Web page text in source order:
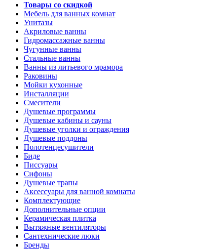
Товары со скидкой
Мебель для ванных комнат
Унитазы
Акриловые ванны
Гидромассажные ванны
Чугунные ванны
Стальные ванны
Ванны из литьевого мрамора
Раковины
Мойки кухонные
Инсталляции
Смесители
Душевые программы
Душевые кабины и сауны
Душевые уголки и ограждения
Душевые поддоны
Полотенцесушители
Биде
Писсуары
Сифоны
Душевые трапы
Аксессуары для ванной комнаты
Комплектующие
Дополнительные опции
Керамическая плитка
Вытяжные вентиляторы
Сантехнические люки
Бренды